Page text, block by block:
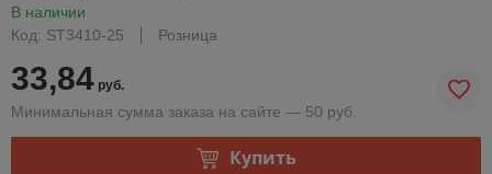
В наличии
Код: ST3410-25
Розница
33,84 руб.
Минимальная сумма заказа на сайте — 50 руб.
Купить